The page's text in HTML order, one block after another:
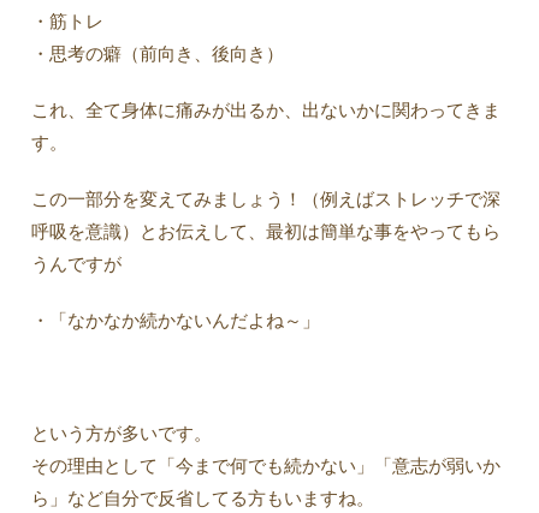
・筋トレ
・思考の癖（前向き、後向き）
これ、全て身体に痛みが出るか、出ないかに関わってきま
す。
この一部分を変えてみましょう！（例えばストレッチで深
呼吸を意識）とお伝えして、最初は簡単な事をやってもら
うんですが
・「なかなか続かないんだよね～」
という方が多いです。
その理由として「今まで何でも続かない」「意志が弱いか
ら」など自分で反省してる方もいますね。